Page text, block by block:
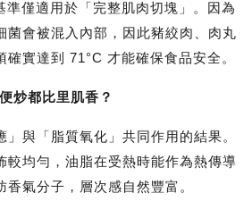
準僅適用於「完整肌肉切塊」。因為
菌會被混入內部，因此豬絞肉、肉丸
確實達到 71°C 才能確保食品安全。
炒都比里肌香？
與「脂質氧化」共同作用的結果。
較均勻，油脂在受熱時能作為熱傳導
氣分子，層次感自然豐富。